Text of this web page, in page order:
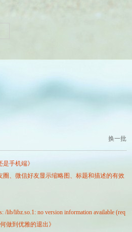
换一批
是手机端》
圈、微信好友显示缩略图、标题和描述的有效
/lib/libz.so.1: no version information available (req
做到优雅的退出》